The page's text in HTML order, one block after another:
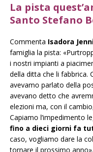
La pista
Santo Stefano
Commenta Isadora
famiglia la pista:
i nostri impianti a
della ditta che li fabbrica.
avevamo parlato della
avevano detto che
elezioni ma, con il
Capiamo l’impedimento
fino a dieci giorni fa
caso, vogliamo dare la
tornare il prossimo anno».